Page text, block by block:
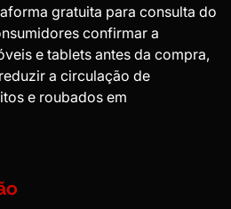
gratuita para consulta do
confirmar a
e tablets antes da compra,
a circulação de
e roubados em